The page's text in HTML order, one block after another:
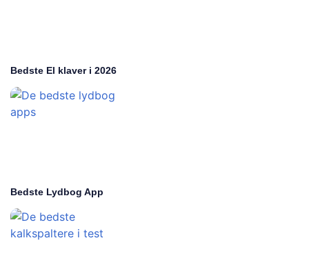
Bedste El klaver i 2026
Bedste Lydbog App